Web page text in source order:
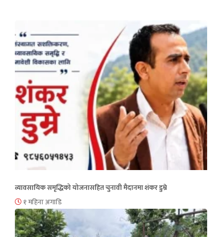
व्यावसायिक समृद्धिको योजनासहित चुनावी मैदानमा शंकर डुम्रे
१ महिना अगाडि